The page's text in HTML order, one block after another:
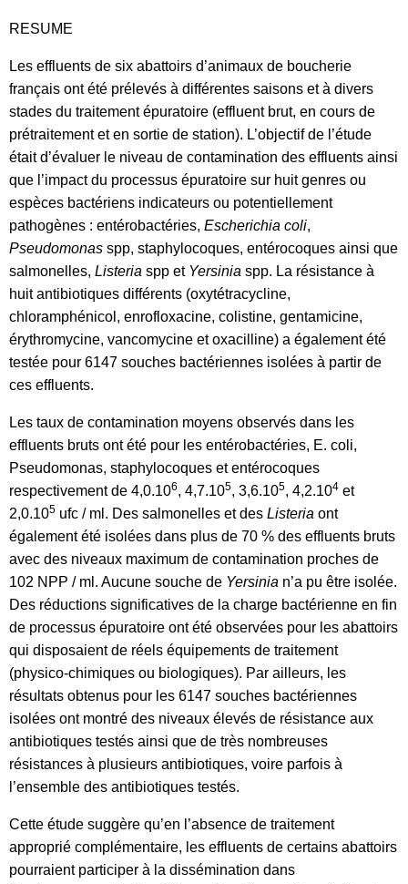
RESUME
Les effluents de six abattoirs d’animaux de boucherie
français ont été prélevés à différentes saisons et à divers
stades du traitement épuratoire (effluent brut, en cours de
prétraitement et en sortie de station). L’objectif de l’étude
était d’évaluer le niveau de contamination des effluents ainsi
que l’impact du processus épuratoire sur huit genres ou
espèces bactériens indicateurs ou potentiellement
pathogènes : entérobactéries, Escherichia coli,
Pseudomonas spp, staphylocoques, entérocoques ainsi que
salmonelles, Listeria spp et Yersinia spp. La résistance à
huit antibiotiques différents (oxytétracycline,
chloramphénicol, enrofloxacine, colistine, gentamicine,
érythromycine, vancomycine et oxacilline) a également été
testée pour 6147 souches bactériennes isolées à partir de
ces effluents.
Les taux de contamination moyens observés dans les
effluents bruts ont été pour les entérobactéries, E. coli,
Pseudomonas, staphylocoques et entérocoques
respectivement de 4,0.106, 4,7.105, 3,6.105, 4,2.104 et
2,0.105 ufc / ml. Des salmonelles et des Listeria ont
également été isolées dans plus de 70 % des effluents bruts
avec des niveaux maximum de contamination proches de
102 NPP / ml. Aucune souche de Yersinia n’a pu être isolée.
Des réductions significatives de la charge bactérienne en fin
de processus épuratoire ont été observées pour les abattoirs
qui disposaient de réels équipements de traitement
(physico-chimiques ou biologiques). Par ailleurs, les
résultats obtenus pour les 6147 souches bactériennes
isolées ont montré des niveaux élevés de résistance aux
antibiotiques testés ainsi que de très nombreuses
résistances à plusieurs antibiotiques, voire parfois à
l’ensemble des antibiotiques testés.
Cette étude suggère qu’en l’absence de traitement
approprié complémentaire, les effluents de certains abattoirs
pourraient participer à la dissémination dans